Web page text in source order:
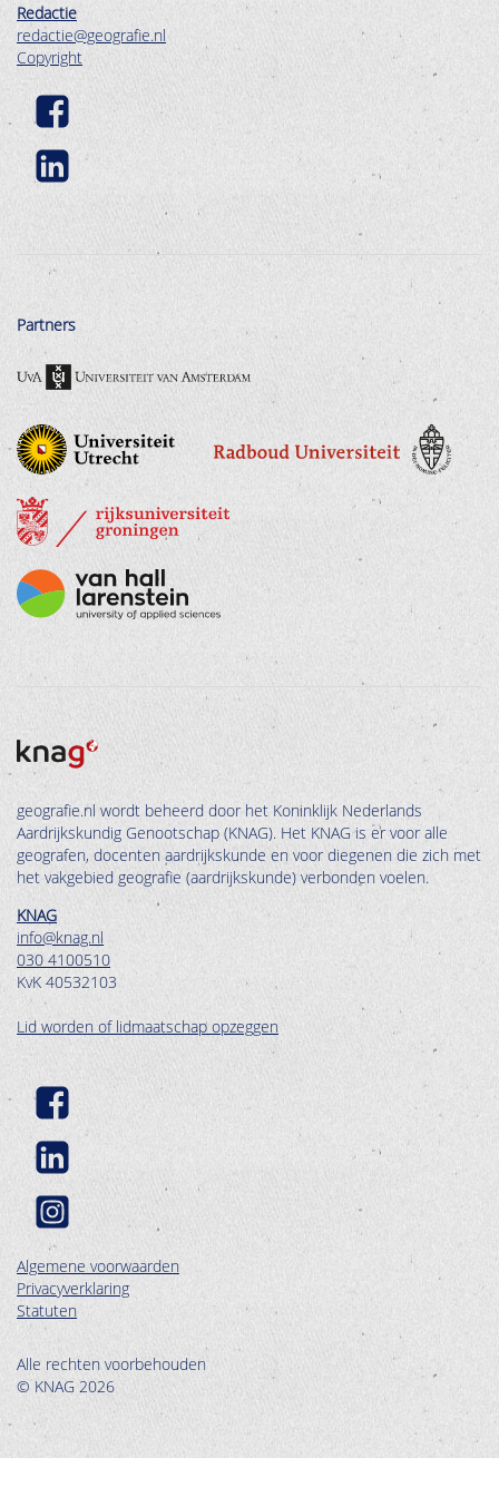
Redactie
redactie@geografie.nl
Copyright
Partners
geografie.nl wordt beheerd door het Koninklijk Nederlands
Aardrijkskundig Genootschap (KNAG). Het KNAG is er voor alle
geografen, docenten aardrijkskunde en voor diegenen die zich met
het vakgebied geografie (aardrijkskunde) verbonden voelen.
KNAG
info@knag.nl
030 4100510
KvK 40532103
Lid worden of lidmaatschap opzeggen
Algemene voorwaarden
Privacyverklaring
Statuten
Alle rechten voorbehouden
© KNAG 2026